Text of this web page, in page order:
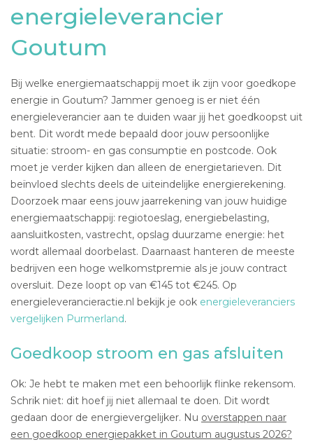
energieleverancier
Goutum
Bij welke energiemaatschappij moet ik zijn voor goedkope
energie in Goutum? Jammer genoeg is er niet één
energieleverancier aan te duiden waar jij het goedkoopst uit
bent. Dit wordt mede bepaald door jouw persoonlijke
situatie: stroom- en gas consumptie en postcode. Ook
moet je verder kijken dan alleen de energietarieven. Dit
beïnvloed slechts deels de uiteindelijke energierekening.
Doorzoek maar eens jouw jaarrekening van jouw huidige
energiemaatschappij: regiotoeslag, energiebelasting,
aansluitkosten, vastrecht, opslag duurzame energie: het
wordt allemaal doorbelast. Daarnaast hanteren de meeste
bedrijven een hoge welkomstpremie als je jouw contract
oversluit. Deze loopt op van €145 tot €245. Op
energieleverancieractie.nl bekijk je ook energieleveranciers
vergelijken Purmerland.
Goedkoop stroom en gas afsluiten
Ok: Je hebt te maken met een behoorlijk flinke rekensom.
Schrik niet: dit hoef jij niet allemaal te doen. Dit wordt
gedaan door de energievergelijker. Nu overstappen naar
een goedkoop energiepakket in Goutum augustus 2026?